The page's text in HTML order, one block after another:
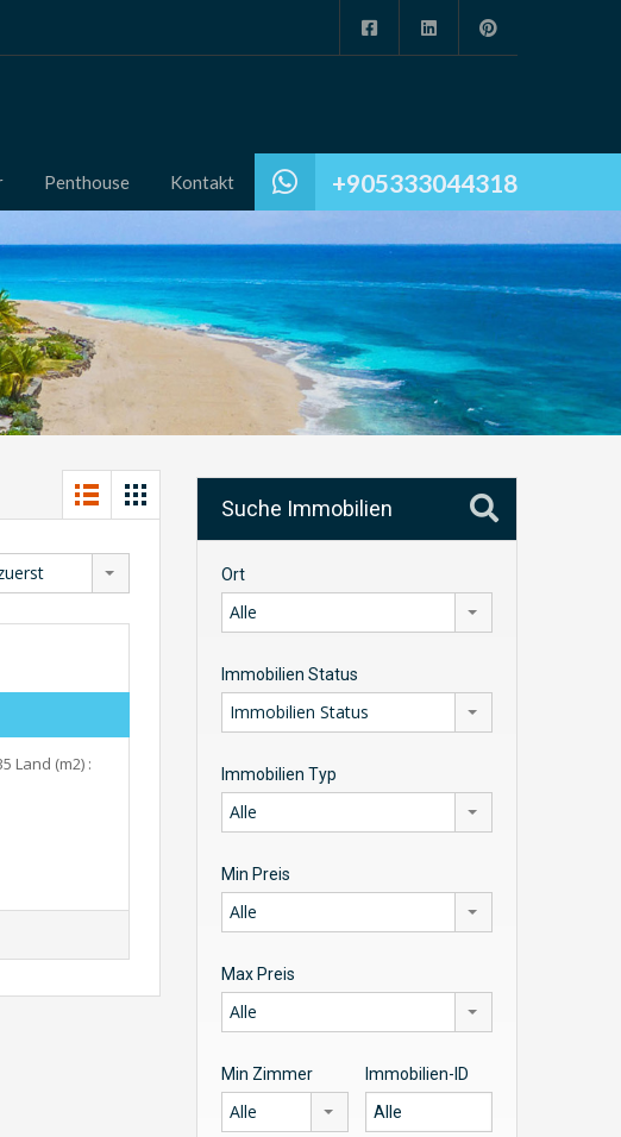
+905333044318
Penthouse Kontakt
Land (m2) :
Suche Immobilien
Ort
Alle
Immobilien Status
Immobilien Status
Immobilien Typ
Alle
Min Preis
Alle
Max Preis
Alle
Min Zimmer
Alle
Immobilien-ID